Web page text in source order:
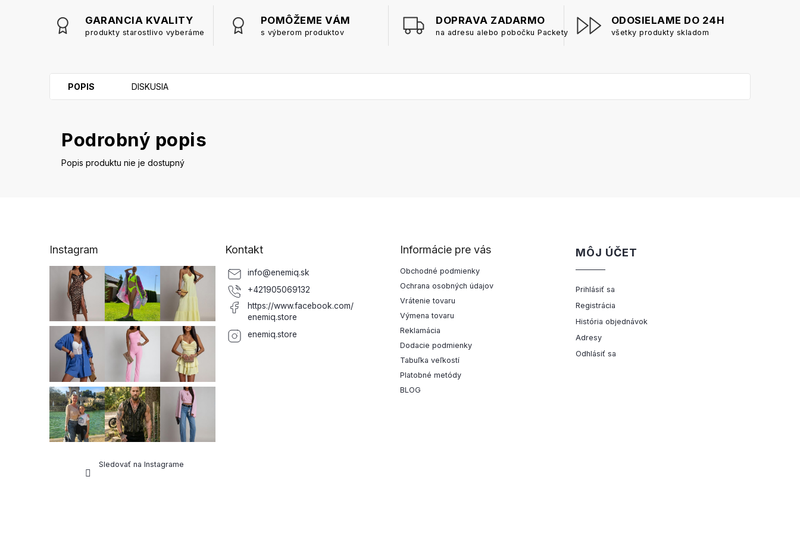
GARANCIA KVALITY
produkty starostlivo vyberáme
POMÔŽEME VÁM
s výberom produktov
DOPRAVA ZADARMO
na adresu alebo pobočku Packety
ODOSIELAME DO 24H
všetky produkty skladom
POPIS DISKUSIA
Podrobný popis
Popis produktu nie je dostupný
Instagram
Sledovať na Instagrame
Kontakt
info@enemiq.sk
+421905069132
https://www.facebook.com/
enemiq.store
enemiq.store
Informácie pre vás
Obchodné podmienky
Ochrana osobných údajov
Vrátenie tovaru
Výmena tovaru
Reklamácia
Dodacie podmienky
Tabuľka veľkostí
Platobné metódy
BLOG
MÔJ ÚČET
Prihlásiť sa
Registrácia
História objednávok
Adresy
Odhlásiť sa